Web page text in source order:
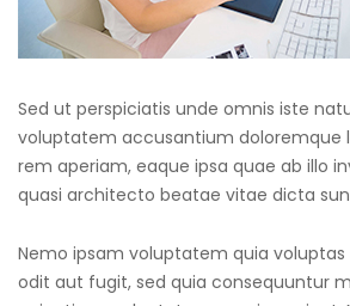
Sed ut perspiciatis unde omnis iste
voluptatem accusantium doloremque
rem aperiam, eaque ipsa quae ab illo
quasi architecto beatae vitae dicta
Nemo ipsam voluptatem quia
odit aut fugit, sed quia consequuntur